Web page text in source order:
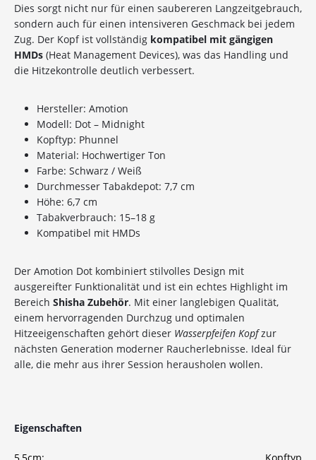
Dies sorgt nicht nur für einen saubereren Langzeitgebrauch,
sondern auch für einen intensiveren Geschmack bei jedem
Zug. Der Kopf ist vollständig kompatibel mit gängigen
HMDs (Heat Management Devices), was das Handling und
die Hitzekontrolle deutlich verbessert.
Hersteller: Amotion
Modell: Dot – Midnight
Kopftyp: Phunnel
Material: Hochwertiger Ton
Farbe: Schwarz / Weiß
Durchmesser Tabakdepot: 7,7 cm
Höhe: 6,7 cm
Tabakverbrauch: 15–18 g
Kompatibel mit HMDs
Der Amotion Dot kombiniert stilvolles Design mit
ausgereifter Funktionalität und ist ein echtes Highlight im
Bereich Shisha Zubehör. Mit einer langlebigen Qualität,
einem hervorragenden Durchzug und optimalen
Hitzeeigenschaften gehört dieser Wasserpfeifen Kopfzur
nächsten Generation moderner Raucherlebnisse. Ideal für
alle, die mehr aus ihrer Session herausholen wollen.
Eigenschaften
10%Newsletter-Rabatt
auf deine Bestellung
Sichere dir jetzt 10% Rabatt* auf deine Bestellung
bei Wolke7ShishaShop.de!
deiner nächsten Bestellung in unserem Online-Shop.
Entdecke eine große Auswahl an hochwertigen
Shisha-Produkten, Tabaksorten und Zubehör – alles,
was du für das perfekte Shisha-Erlebnis brauchst!
*Gilt nicht für Tabakwaren, Vapes, Liquid, Kohle und Xkah
Kenntnis genommen